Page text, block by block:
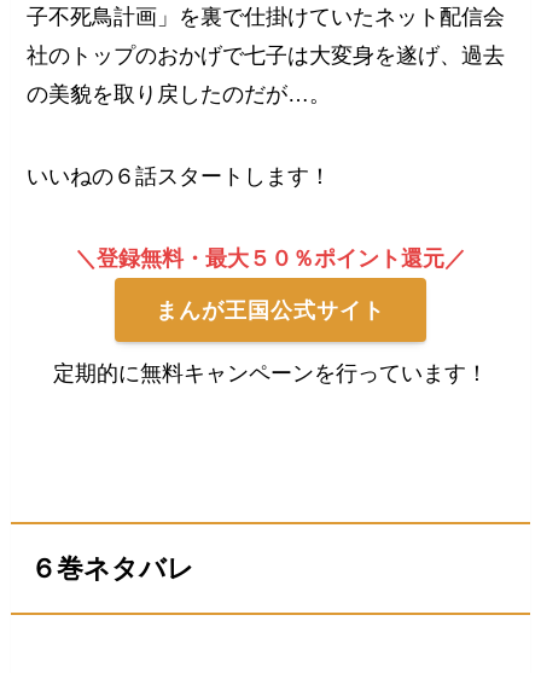
子不死鳥計画」を裏で仕掛けていたネット配信会
社のトップのおかげで七子は大変身を遂げ、過去
の美貌を取り戻したのだが…。
いいねの６話スタートします！
＼登録無料・最大５０％ポイント還元／
まんが王国公式サイト
定期的に無料キャンペーンを行っています！
６巻ネタバレ